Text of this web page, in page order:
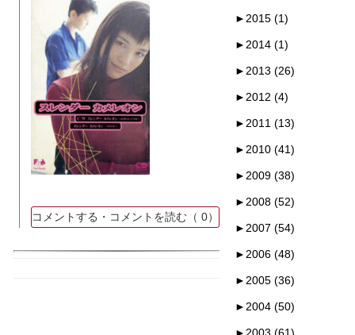
コメントする・コメントを読む（ 0）
► 2015 (1)
► 2014 (1)
► 2013 (26)
► 2012 (4)
► 2011 (13)
► 2010 (41)
► 2009 (38)
► 2008 (52)
► 2007 (54)
► 2006 (48)
► 2005 (36)
► 2004 (50)